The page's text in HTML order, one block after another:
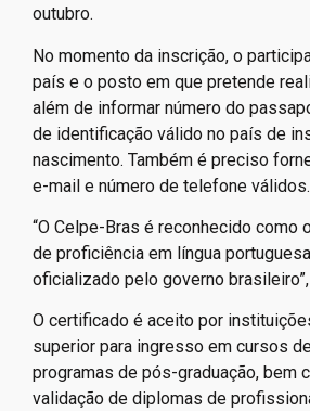
outubro.
No momento da inscrição, o
país e o posto em que pretende
além de informar número do
de identificação válido no país de
nascimento. Também é preciso
e-mail e número de telefone válidos.
“O Celpe-Bras é reconhecido como
de proficiência em língua
oficializado pelo governo
O certificado é aceito por
superior para ingresso em cursos
programas de pós-graduação, bem
validação de diplomas de